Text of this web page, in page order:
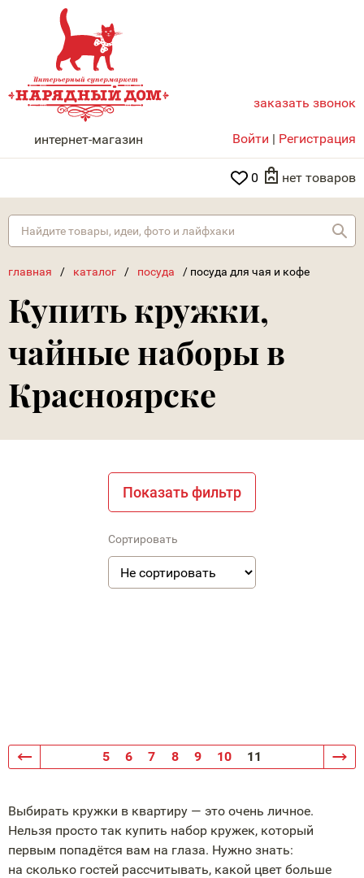
НАРЯДНЫЙ ДОМ
интернет-магазин
заказать звонок
Войти | Регистрация
0 нет товаров
главная / каталог / посуда / посуда для чая и кофе
Купить кружки,
чайные наборы в
Красноярске
5 6 7 8 9 10 11
Выбирать кружки в квартиру — это очень личное.
Нельзя просто так купить набор кружек, который
первым попадётся вам на глаза. Нужно знать:
на сколько гостей рассчитывать, какой цвет больше
Показать фильтр
Сортировать